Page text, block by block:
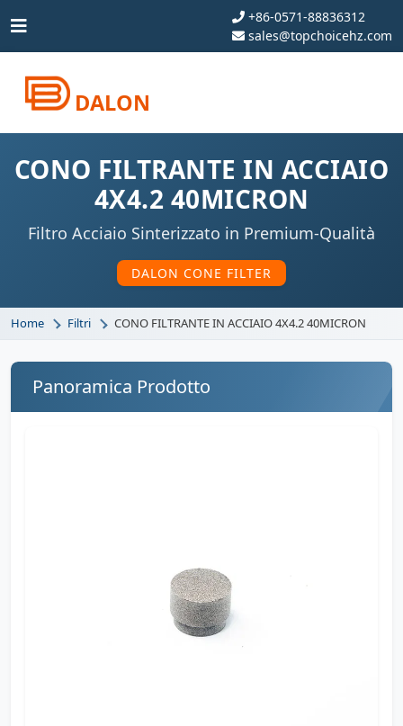
+86-0571-88836312
sales@topchoicehz.com
DALON
CONO FILTRANTE IN ACCIAIO
4X4.2 40MICRON
Filtro Acciaio Sinterizzato in Premium-Qualità
DALON CONE FILTER
Home Filtri CONO FILTRANTE IN ACCIAIO 4X4.2 40MICRON
Panoramica Prodotto